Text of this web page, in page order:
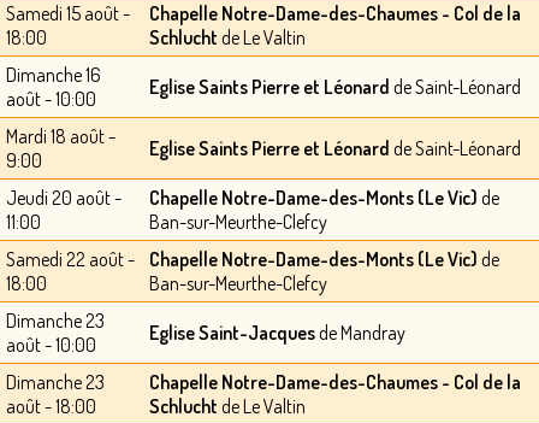
Samedi 15 août -
18:00
Chapelle Notre-Dame-des-Chaumes - Col de la
Schlucht de Le Valtin
Dimanche 16
août - 10:00
Eglise Saints Pierre et Léonard de Saint-Léonard
Mardi 18 août -
9:00
Eglise Saints Pierre et Léonard de Saint-Léonard
Jeudi 20 août -
11:00
Chapelle Notre-Dame-des-Monts (Le Vic) de
Ban-sur-Meurthe-Clefcy
Samedi 22 août -
18:00
Chapelle Notre-Dame-des-Monts (Le Vic) de
Ban-sur-Meurthe-Clefcy
Dimanche 23
août - 10:00
Eglise Saint-Jacquesde Mandray
Dimanche 23
août - 18:00
Chapelle Notre-Dame-des-Chaumes - Col de la
Schlucht de Le Valtin